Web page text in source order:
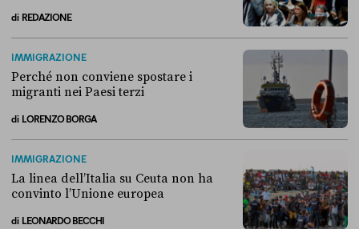
di REDAZIONE
IMMIGRAZIONE
Perché non conviene spostare i
migranti nei Paesi terzi
di LORENZO BORGA
IMMIGRAZIONE
La linea dell’Italia su Ceuta non ha
convinto l’Unione europea
di LEONARDO BECCHI